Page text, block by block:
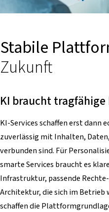
Stabile
Zukunft
KI braucht
KI-Services schaffen erst dann
zuverlässig mit Inhalten,
verbunden sind. Für
smarte Services braucht es
Infrastruktur, passende
Architektur, die sich im
schaffen die